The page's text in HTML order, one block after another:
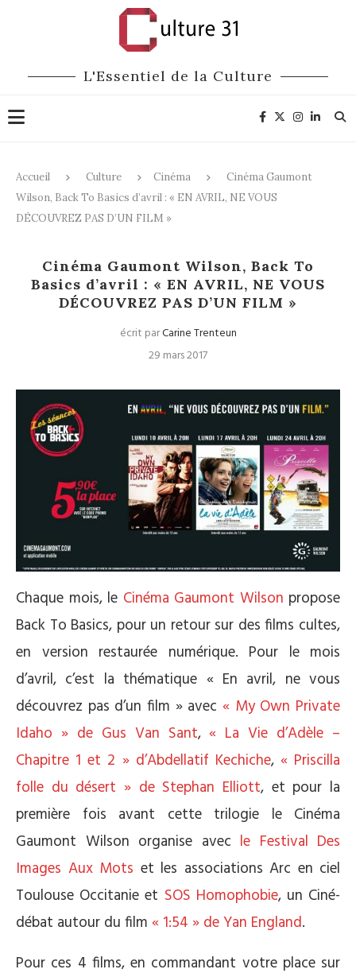
L'Essentiel de la Culture
Accueil Culture Cinéma
Cinéma Gaumont
Wilson, Back To Basics d’avril : « EN AVRIL, NE VOUS
DÉCOUVREZ PAS D’UN FILM »
Cinéma Gaumont Wilson, Back To
Basics d’avril : « EN AVRIL, NE VOUS
DÉCOUVREZ PAS D’UN FILM »
écrit parCarine Trenteun
29 mars 2017
Chaque mois, le Cinéma Gaumont Wilson propose
Back To Basics, pour un retour sur des films cultes,
en version restaurée numérique. Pour le mois
d’avril, c’est la thématique « En avril, ne vous
découvrez pas d’un film » avec « My Own Private
Idaho » de Gus Van Sant,« La Vie d’Adèle –
Chapitre 1 et 2 » d’Abdellatif Kechiche, « Priscilla
folle du désert » de Stephan Elliott, et pour la
première fois avant cette trilogie le Cinéma
Gaumont Wilson organise avec le Festival Des
Images Aux Mots et les associations Arc en ciel
Toulouse Occitanie et SOS Homophobie, un Ciné-
débat autour du film « 1:54 » de Yan England.
Pour ces 4 films, en commandant votre place sur